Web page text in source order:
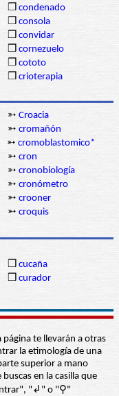
❒ condenado
❒ consola
❒ convidar
❒ cornezuelo
❒ cototo
❒ crioterapia
➳ Croacia
➳ cromañón
➳ cromoblastomico*
➳ cron
➳ cronobiología
➳ cronómetro
➳ crooner
➳ croquis
❒ cucaña
❒ curador
te llevarán a otras
la etimología de una
superior a mano
en la casilla que
"↲" o "⚲"